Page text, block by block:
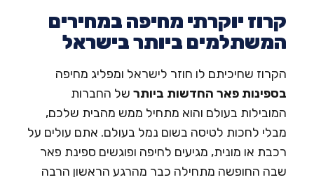
יוקרתי מחיפה במחירים
ביותר בישראל
שחיכיתם לו חוזר לישראל ומפליג מחיפה
פאר החדשות ביותר של החברות
בעולם והוא מתחיל ממש מהבית שלכם,
לחכות לטיסה בשום נמל בעולם. אתם עולים על
או מונית, מגיעים לחיפה ופוגשים ספינת פאר
החופשה מתחילה כבר מהרגע הראשון הרבה